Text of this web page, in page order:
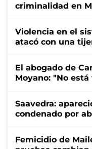
criminalidad en
Violencia en el
atacó con una
El abogado de
Moyano: "No
Saavedra:
condenado por
Femicidio de